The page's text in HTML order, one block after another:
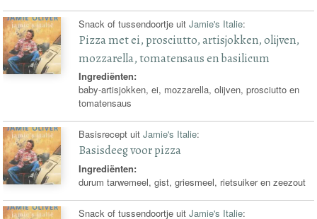
Snack of tussendoortje uitJamie's Italie:
Pizza met ei, prosciutto, artisjokken, olijven,
mozzarella, tomatensaus en basilicum
Ingrediënten:
baby-artisjokken, ei, mozzarella, olijven, prosciutto en
tomatensaus
Basisrecept uitJamie's Italie:
Basisdeeg voor pizza
Ingrediënten:
durum tarwemeel, gist, griesmeel, rietsuiker en zeezout
Snack of tussendoortje uitJamie's Italie: